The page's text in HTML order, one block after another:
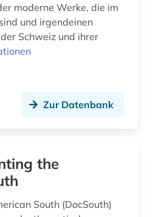
historische landeskunde (1)
(2)
iberische halbinsel (1)
moderne Werke, die im
und irgendeinen
Schweiz und ihrer
Zur Datenbank
the
South (DocSouth)